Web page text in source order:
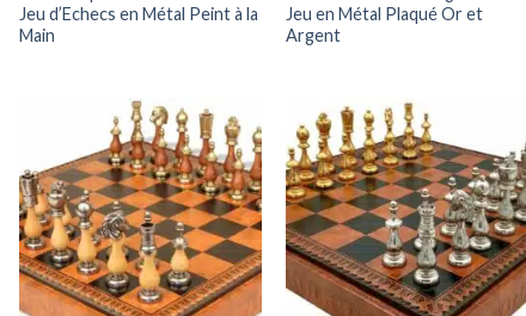
Jeu d’Echecs en Métal Peint à la
Main
Jeu en Métal Plaqué Or et
Argent